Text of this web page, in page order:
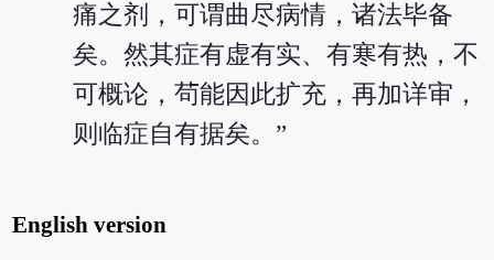
痛之剂，可谓曲尽病情，诸法毕备
矣。然其症有虚有实、有寒有热，不
可概论，茍能因此扩充，再加详审，
则临症自有据矣。”
English version